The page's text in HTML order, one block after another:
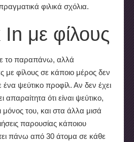
φιλικά σχόλια.
με φίλους
το παραπάνω, αλλά
με φίλους σε κάποιο μέρος δεν
ψεύτικο προφίλ. Αν δεν έχει
απαραίτητα ότι είναι ψεύτικο,
μόνος του, και στα άλλα μισά
παρουσίας κάποιου
πάνω από 30 άτομα σε κάθε